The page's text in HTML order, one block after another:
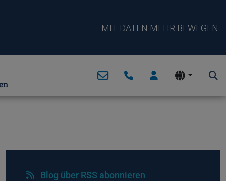
MIT DATEN MEHR BEWEGEN.
Blog über RSS abonnieren